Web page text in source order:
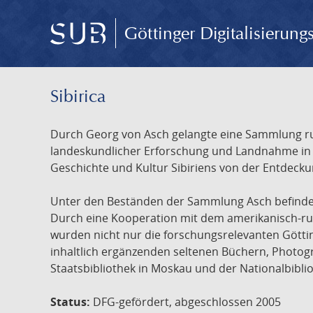
Göttinger
Sibirica
Durch Georg von Asch gelangte eine Sammlung
landeskundlicher Erforschung und Landnahme
Geschichte und Kultur Sibiriens von der
Unter den Beständen der Sammlung Asch
Durch eine Kooperation mit dem amerikanisch-
wurden nicht nur die forschungsrelevanten
inhaltlich ergänzenden seltenen Büchern,
Staatsbibliothek in Moskau und der
Status: DFG-gefördert, abgeschlossen 2005